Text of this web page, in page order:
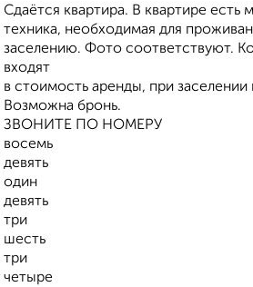
Сдаётся квартира. В квартире есть
техника, необходимая для
заселению. Фото соответствуют.
входят
в стоимость аренды, при заселении
Возможна бронь.
ЗВОНИТЕ ПО НОМЕРУ
восемь
девять
один
девять
три
шесть
три
четыре